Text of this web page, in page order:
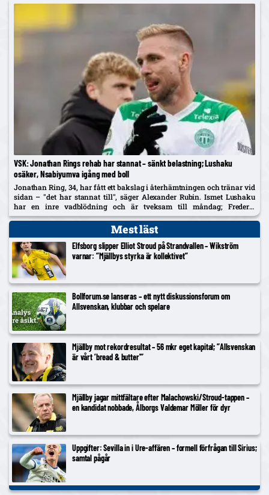
VSK: Jonathan Rings rehab har stannat – sänkt belastning; Lushaku
osäker, Nsabiyumva igång med boll
Jonathan Ring, 34, har fått ett bakslag i återhämtningen och tränar vid
sidan – "det har stannat till", säger Alexander Rubin. Ismet Lushaku
har en inre vadblödning och är tveksam till måndag; Frederic
Nsabiyumva har påbörjat individuella bollpass.
Mest läst
Elfsborg slipper Elliot Stroud på Strandvallen – Wikström
varnar: ”Mjällbys styrka är kollektivet”
Bollforum.se lanseras – ett nytt diskussionsforum om
Allsvenskan, klubbar och spelare
Mjällby mot rekordresultat – 56 mkr eget kapital; ”Allsvenskan
är vårt ’bread & butter'”
Mjällby jagar mittfältare efter Malachowski/Stroud-tappen –
en kandidat nobbade, Ålborgs Valdemar Möller för dyr
Uppgifter: Sevilla in i Ure-affären – formell förfrågan till Sirius;
samtal pågår